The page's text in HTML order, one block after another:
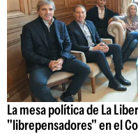
La mesa política de La
"librepensadores" en el